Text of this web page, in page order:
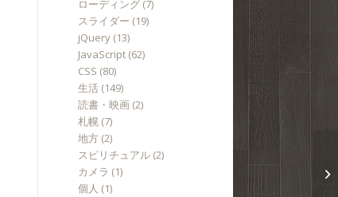
ローディング (7)
スライダー (19)
jQuery (13)
JavaScript (62)
CSS (80)
生活 (149)
読書・映画 (2)
札幌 (7)
地方 (2)
スピリチュアル (2)
カメラ (1)
個人 (1)